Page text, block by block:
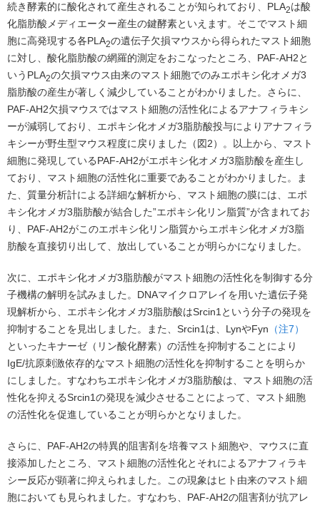
続き酵素的に酸化されて産生されることが知られており、PLA2は酸
化脂肪酸メディエーター産生の鍵酵素といえます。そこでマスト細
胞に高発現する各PLA2の遺伝子欠損マウスから得られたマスト細胞
に対し、酸化脂肪酸の網羅的測定をおこなったところ、PAF-AH2と
いうPLA2の欠損マウス由来のマスト細胞でのみエポキシ化オメガ3
脂肪酸の産生が著しく減少していることがわかりました。さらに、
PAF-AH2欠損マウスではマスト細胞の活性化によるアナフィラキシ
ーが減弱しており、エポキシ化オメガ3脂肪酸投与によりアナフィラ
キシーが野生型マウス程度に戻りました（図2）。以上から、マスト
細胞に発現しているPAF-AH2がエポキシ化オメガ3脂肪酸を産生し
ており、マスト細胞の活性化に重要であることがわかりました。ま
た、質量分析計による詳細な解析から、マスト細胞の膜には、エポ
キシ化オメガ3脂肪酸が結合した”エポキシ化リン脂質”が含まれてお
り、PAF-AH2がこのエポキシ化リン脂質からエポキシ化オメガ3脂
肪酸を直接切り出して、放出していることが明らかになりました。
次に、エポキシ化オメガ3脂肪酸がマスト細胞の活性化を制御する分
子機構の解明を試みました。DNAマイクロアレイを用いた遺伝子発
現解析から、エポキシ化オメガ3脂肪酸はSrcin1という分子の発現を
抑制することを見出しました。また、Srcin1は、LynやFyn （注7）
といったキナーゼ（リン酸化酵素）の活性を抑制することにより
IgE/抗原刺激依存的なマスト細胞の活性化を抑制することを明らか
にしました。すなわちエポキシ化オメガ3脂肪酸は、マスト細胞の活
性化を抑えるSrcin1の発現を減少させることによって、マスト細胞
の活性化を促進していることが明らかとなりました。
さらに、PAF-AH2の特異的阻害剤を培養マスト細胞や、マウスに直
接添加したところ、マスト細胞の活性化とそれによるアナフィラキ
シー反応が顕著に抑えられました。この現象はヒト由来のマスト細
胞においても見られました。すなわち、PAF-AH2の阻害剤が抗アレ